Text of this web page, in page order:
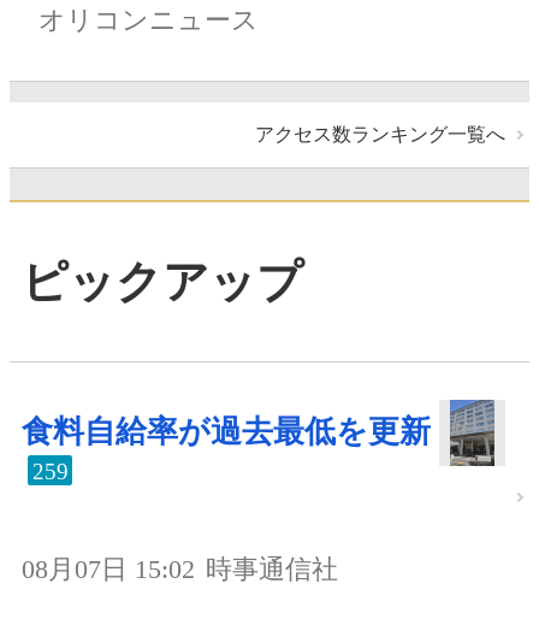
オリコンニュース
アクセス数ランキング一覧へ
ピックアップ
食料自給率が過去最低を更新
259
08月07日 15:02 時事通信社